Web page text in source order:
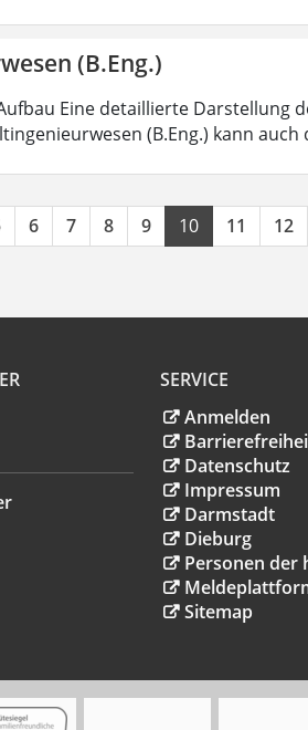
(B.Eng.)
Eine detaillierte Darstellung
(B.Eng.) kann
6 7 8 9 10 11 12
SERVICE
Anmelden
Datenschutz
Impressum
Darmstadt
Dieburg
Personen der
Sitemap